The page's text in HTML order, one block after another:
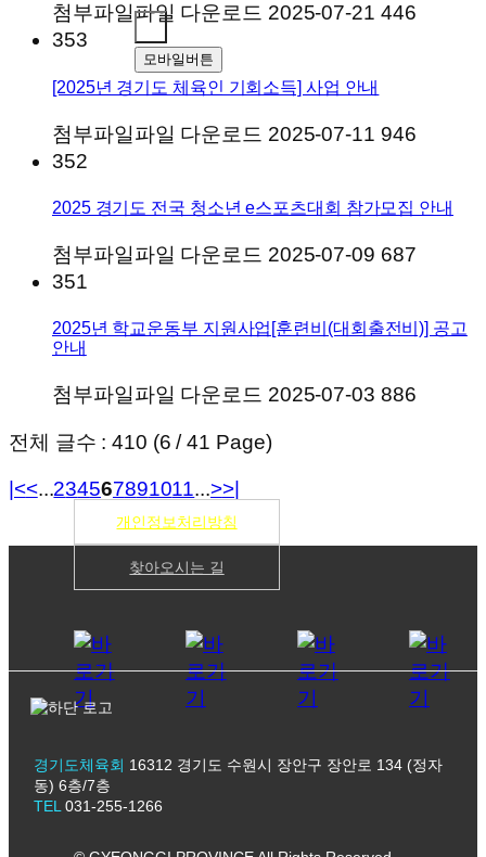
모바일버튼
첨부파일파일 다운로드 2025-07-21 446
353
[2025년 경기도 체육인 기회소득] 사업 안내
첨부파일파일 다운로드 2025-07-11 946
352
2025 경기도 전국 청소년 e스포츠대회 참가모집 안내
첨부파일파일 다운로드 2025-07-09 687
351
2025년 학교운동부 지원사업[훈련비(대회출전비)] 공고
안내
첨부파일파일 다운로드 2025-07-03 886
전체 글수 : 410 (6 / 41 Page)
|<<...234567891011...>>|
개인정보처리방침
찾아오시는 길
경기도체육회 16312 경기도 수원시 장안구 장안로 134 (정자
동) 6층/7층
TEL 031-255-1266